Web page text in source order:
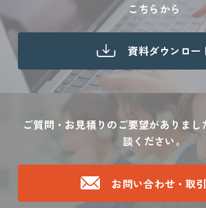
こちらから
資料ダウンロー
ご質問・お見積りのご要望がありまし
談ください。
お問い合わせ・取